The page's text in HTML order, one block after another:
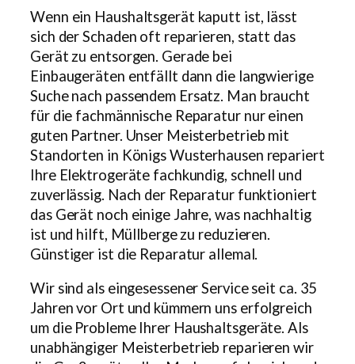
Wenn ein Haushaltsgerät kaputt ist, lässt
sich der Schaden oft reparieren, statt das
Gerät zu entsorgen. Gerade bei
Einbaugeräten entfällt dann die langwierige
Suche nach passendem Ersatz. Man braucht
für die fachmännische Reparatur nur einen
guten Partner. Unser Meisterbetrieb mit
Standorten in Königs Wusterhausen repariert
Ihre Elektrogeräte fachkundig, schnell und
zuverlässig. Nach der Reparatur funktioniert
das Gerät noch einige Jahre, was nachhaltig
ist und hilft, Müllberge zu reduzieren.
Günstiger ist die Reparatur allemal.
Wir sind als eingesessener Service seit ca. 35
Jahren vor Ort und kümmern uns erfolgreich
um die Probleme Ihrer Haushaltsgeräte. Als
unabhängiger Meisterbetrieb reparieren wir